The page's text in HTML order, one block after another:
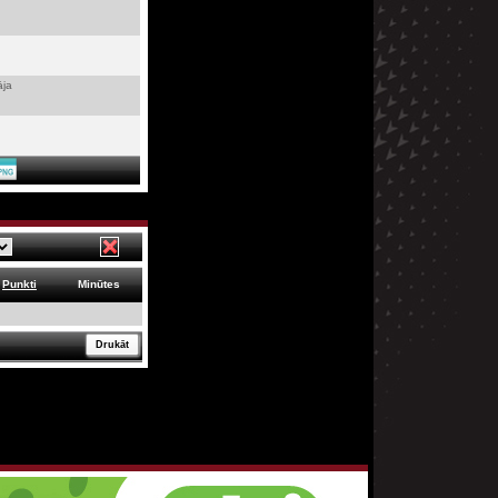
Punkti Minūtes
Drukāt